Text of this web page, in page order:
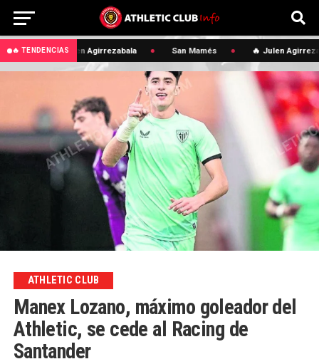
🔥 TENDENCIAS🔥 Julen Agirrezabala San Mamés 🔥 Julen
ATHLETIC CLUB
Manex Lozano, máximo goleador del
Athletic, se cede al Racing de
Santander